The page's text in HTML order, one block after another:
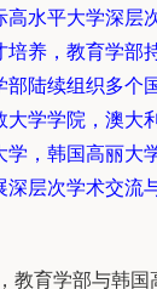
水平大学深层
培养，教育学部
陆续组织多个
学学院，澳大
学，韩国高丽大
层次学术交流
教育学部与韩